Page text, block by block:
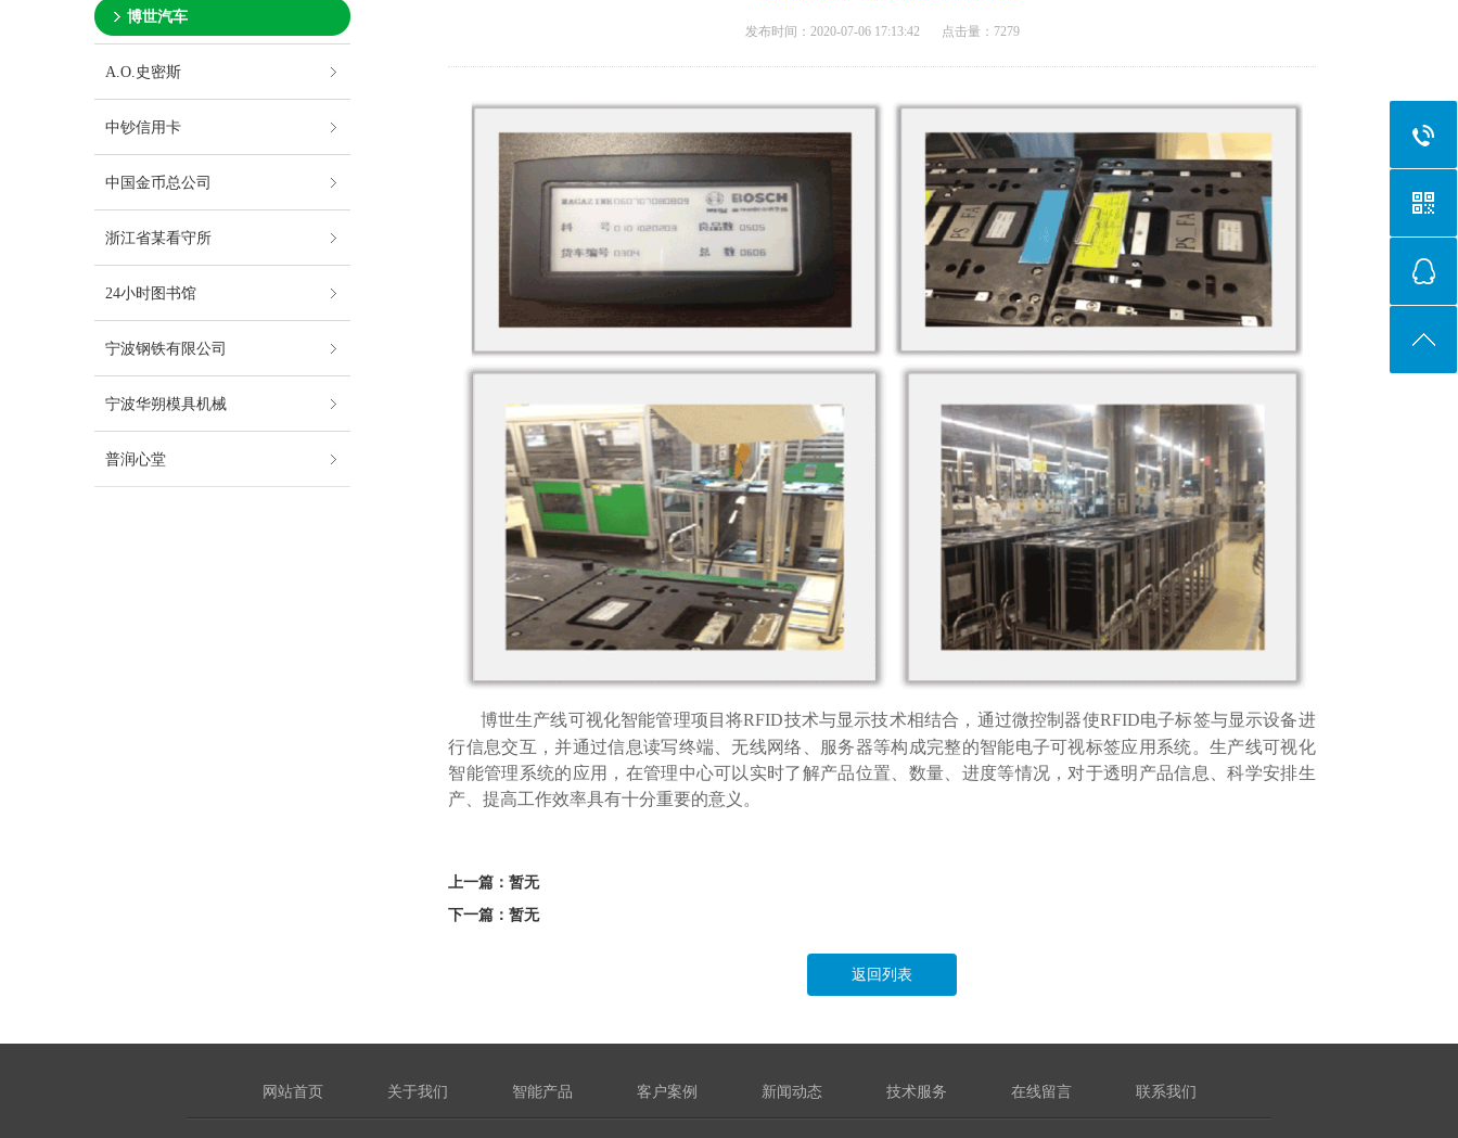
博世汽车
A.O.史密斯
中钞信用卡
中国金币总公司
浙江省某看守所
24小时图书馆
宁波钢铁有限公司
宁波华朔模具机械
普润心堂
发布时间：2020-07-06 17:13:42 点击量： 7279
博世生产线可视化智能管理项目将RFID技术与显示技术相结合，通过微控制器使RFID电子标签与显示设备进
行信息交互，并通过信息读写终端、无线网络、服务器等构成完整的智能电子可视标签应用系统。生产线可视化
智能管理系统的应用，在管理中心可以实时了解产品位置、数量、进度等情况，对于透明产品信息、科学安排生
产、提高工作效率具有十分重要的意义。
上一篇：暂无
下一篇：暂无
返回列表
网站首页 关于我们 智能产品 客户案例 新闻动态 技术服务 在线留言 联系我们